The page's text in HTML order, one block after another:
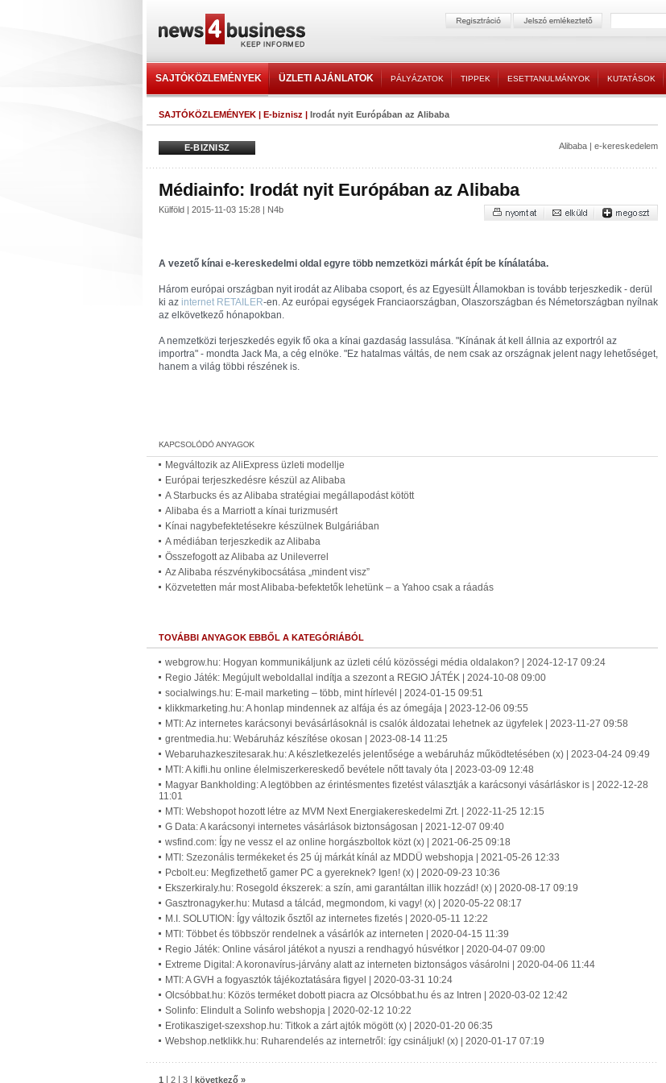
SAJTÓKÖZLEMÉNYEK ÜZLETI AJÁNLATOK PÁLYÁZATOK TIPPEK ESETTANULMÁNYOK KUTATÁSOK
SAJTÓKÖZLEMÉNYEK | E-biznisz | Irodát nyit Európában az Alibaba
E-BIZNISZ Alibaba | e-kereskedelem
Médiainfo: Irodát nyit Európában az Alibaba
Külföld | 2015-11-03 15:28 | N4b
A vezető kínai e-kereskedelmi oldal egyre több nemzetközi márkát épít be kínálatába.
Három európai országban nyit irodát az Alibaba csoport, és az Egyesült Államokban is tovább terjeszkedik - derül
ki az internet RETAILER-en. Az európai egységek Franciaországban, Olaszországban és Németországban nyílnak
az elkövetkező hónapokban.
A nemzetközi terjeszkedés egyik fő oka a kínai gazdaság lassulása. "Kínának át kell állnia az exportról az
importra" - mondta Jack Ma, a cég elnöke. "Ez hatalmas váltás, de nem csak az országnak jelent nagy lehetőséget,
hanem a világ többi részének is.
Megváltozik az AliExpress üzleti modellje
Európai terjeszkedésre készül az Alibaba
A Starbucks és az Alibaba stratégiai megállapodást kötött
Alibaba és a Marriott a kínai turizmusért
Kínai nagybefektetésekre készülnek Bulgáriában
A médiában terjeszkedik az Alibaba
Összefogott az Alibaba az Unileverrel
Az Alibaba részvénykibocsátása „mindent visz”
Közvetetten már most Alibaba-befektetők lehetünk – a Yahoo csak a ráadás
TOVÁBBI ANYAGOK EBBŐL A KATEGÓRIÁBÓL
webgrow.hu: Hogyan kommunikáljunk az üzleti célú közösségi média oldalakon? | 2024-12-17 09:24
Regio Játék: Megújult weboldallal indítja a szezont a REGIO JÁTÉK | 2024-10-08 09:00
socialwings.hu: E-mail marketing – több, mint hírlevél | 2024-01-15 09:51
klikkmarketing.hu: A honlap mindennek az alfája és az ómegája | 2023-12-06 09:55
MTI: Az internetes karácsonyi bevásárlásoknál is csalók áldozatai lehetnek az ügyfelek | 2023-11-27 09:58
grentmedia.hu: Webáruház készítése okosan | 2023-08-14 11:25
Webaruhazkeszitesarak.hu: A készletkezelés jelentősége a webáruház működtetésében (x) | 2023-04-24 09:49
MTI: A kifli.hu online élelmiszerkereskedő bevétele nőtt tavaly óta | 2023-03-09 12:48
Magyar Bankholding: A legtöbben az érintésmentes fizetést választják a karácsonyi vásárláskor is | 2022-12-28
11:01
MTI: Webshopot hozott létre az MVM Next Energiakereskedelmi Zrt. | 2022-11-25 12:15
G Data: A karácsonyi internetes vásárlások biztonságosan | 2021-12-07 09:40
wsfind.com: Így ne vessz el az online horgászboltok közt (x) | 2021-06-25 09:18
MTI: Szezonális termékeket és 25 új márkát kínál az MDDÜ webshopja | 2021-05-26 12:33
Pcbolt.eu: Megfizethető gamer PC a gyereknek? Igen! (x) | 2020-09-23 10:36
Ekszerkiraly.hu: Rosegold ékszerek: a szín, ami garantáltan illik hozzád! (x) | 2020-08-17 09:19
Gasztronagyker.hu: Mutasd a tálcád, megmondom, ki vagy! (x) | 2020-05-22 08:17
M.I. SOLUTION: Így változik ősztől az internetes fizetés | 2020-05-11 12:22
MTI: Többet és többször rendelnek a vásárlók az interneten | 2020-04-15 11:39
Regio Játék: Online vásárol játékot a nyuszi a rendhagyó húsvétkor | 2020-04-07 09:00
Extreme Digital: A koronavírus-járvány alatt az interneten biztonságos vásárolni | 2020-04-06 11:44
MTI: A GVH a fogyasztók tájékoztatására figyel | 2020-03-31 10:24
Olcsóbbat.hu: Közös terméket dobott piacra az Olcsóbbat.hu és az Intren | 2020-03-02 12:42
Solinfo: Elindult a Solinfo webshopja | 2020-02-12 10:22
Erotikasziget-szexshop.hu: Titkok a zárt ajtók mögött (x) | 2020-01-20 06:35
Webshop.netklikk.hu: Ruharendelés az internetről: így csináljuk! (x) | 2020-01-17 07:19
1 2 3 következő »